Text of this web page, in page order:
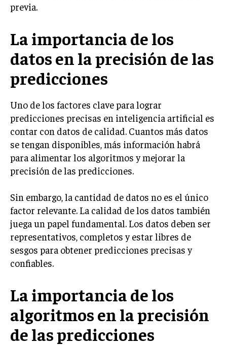
previa.
La importancia de los
datos en la precisión de las
predicciones
Uno de los factores clave para lograr
predicciones precisas en inteligencia artificial es
contar con datos de calidad. Cuantos más datos
se tengan disponibles, más información habrá
para alimentar los algoritmos y mejorar la
precisión de las predicciones.
Sin embargo, la cantidad de datos no es el único
factor relevante. La calidad de los datos también
juega un papel fundamental. Los datos deben ser
representativos, completos y estar libres de
sesgos para obtener predicciones precisas y
confiables.
La importancia de los
algoritmos en la precisión
de las predicciones